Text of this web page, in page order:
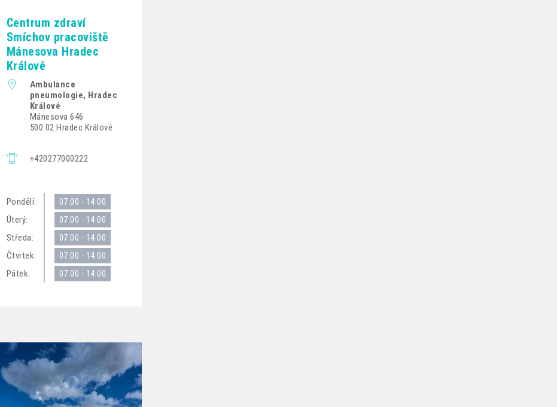
Centrum zdraví
Smíchov pracoviště
Mánesova Hradec
Králové
Ambulance
pneumologie, Hradec
Králové
Mánesova 646
500 02 Hradec Králové
+420277000222
Pondělí: 07:00 - 14:00
Úterý: 07:00 - 14:00
Středa: 07:00 - 14:00
Čtvrtek: 07:00 - 14:00
Pátek: 07:00 - 14:00